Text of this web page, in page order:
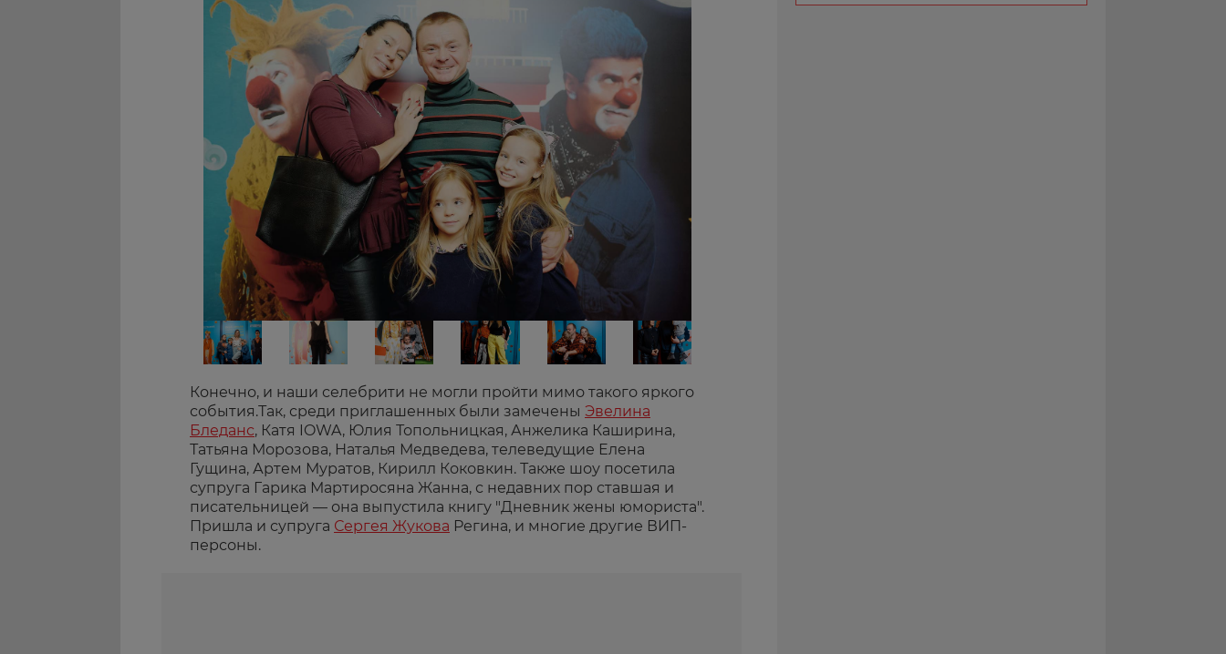
Конечно, и наши селебрити не могли пройти мимо такого яркого
события.Так, среди приглашенных были замечены Эвелина
Бледанс, Катя IOWA, Юлия Топольницкая, Анжелика Каширина,
Татьяна Морозова, Наталья Медведева, телеведущие Елена
Гущина, Артем Муратов, Кирилл Коковкин. Также шоу посетила
супруга Гарика Мартиросяна Жанна, с недавних пор ставшая и
писательницей — она выпустила книгу "Дневник жены юмориста".
Пришла и супруга Сергея Жукова Регина, и многие другие ВИП-
персоны.